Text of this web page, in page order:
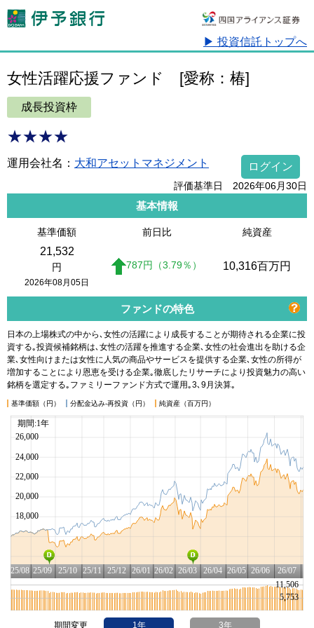
▶ 投資信託トップへ
女性活躍応援ファンド [愛称：椿]
成長投資枠
★★★★
運用会社名： 大和アセットマネジメント ログイン
評価基準日 2026年06月30日
基本情報
基準価額 前日比 純資産
21,532
円
2026年08月05日
787円 （3.79％ ） 10,316百万円
ファンドの特色
日本の上場株式の中から､女性の活躍により成長することが期待される企業に投
資する｡投資候補銘柄は､女性の活躍を推進する企業､女性の社会進出を助ける企
業､女性向けまたは女性に人気の商品やサービスを提供する企業､女性の所得が
増加することにより恩恵を受ける企業｡徹底したリサーチにより投資魅力の高い
銘柄を選定する｡ファミリーファンド方式で運用｡3､9月決算｡
基準価額（円） 分配金込み-再投資（円） 純資産（百万円）
期間変更 1年 3年